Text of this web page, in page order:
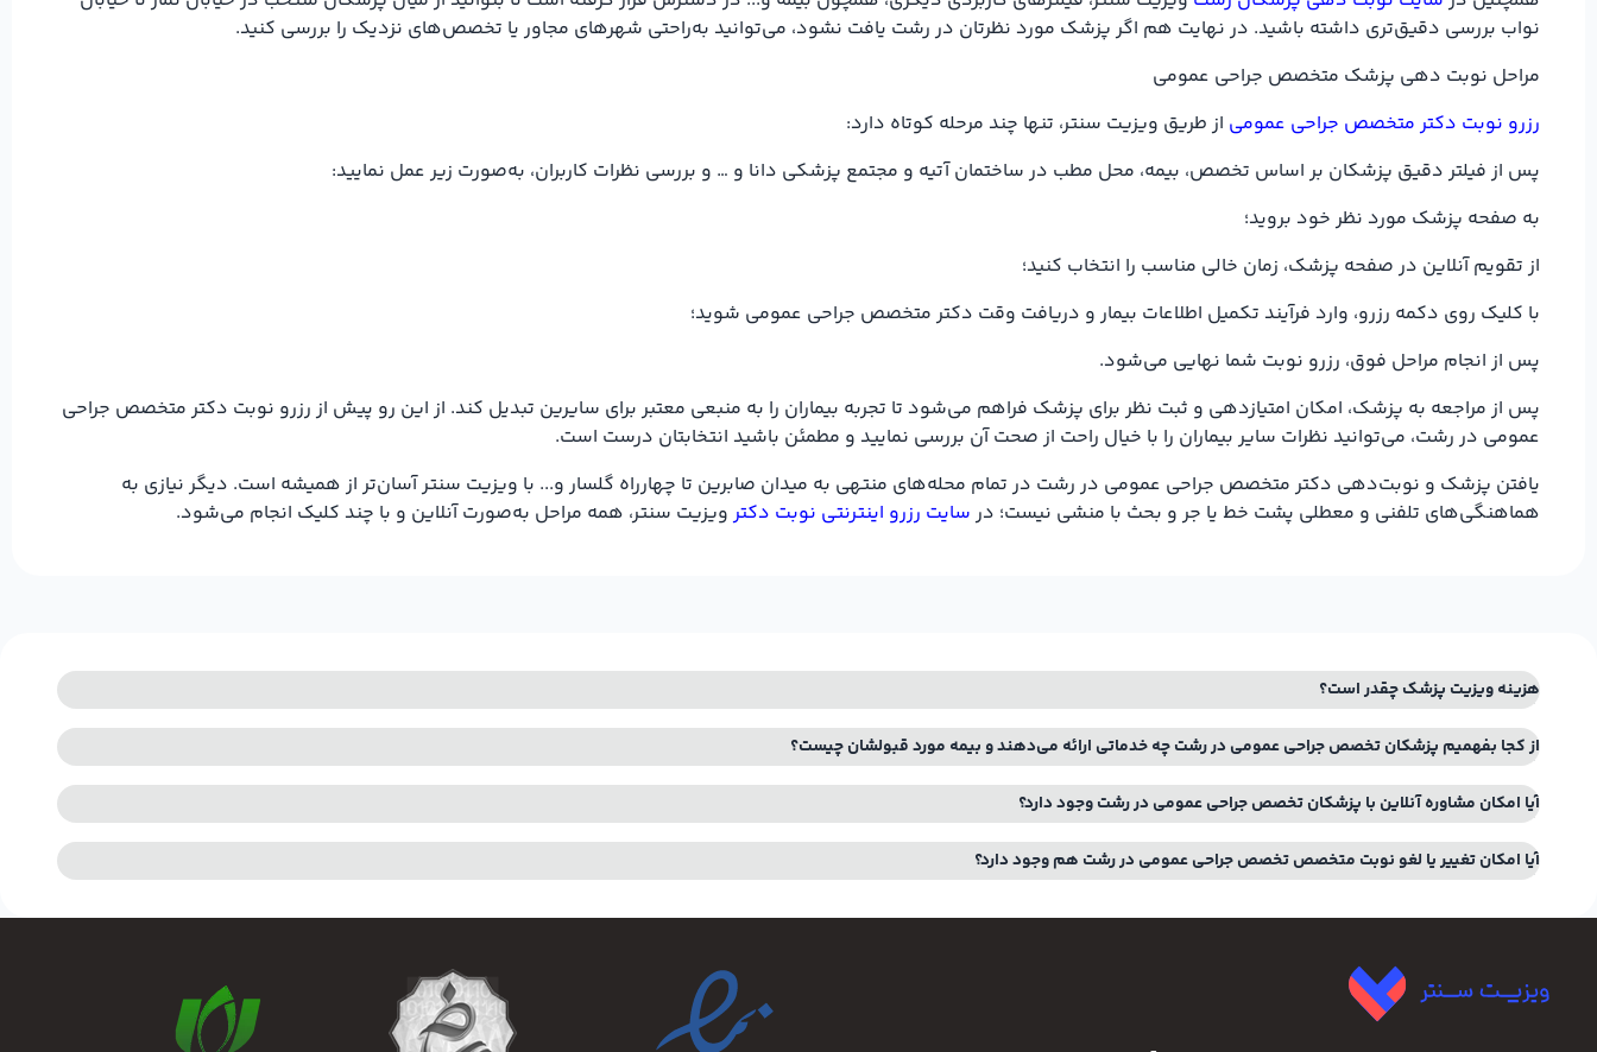
مراحل نوبت دهی پزشک متخصص جراحی عمومی
رزرو نوبت دکتر متخصص جراحی عمومیاز طریق ویزیت سنتر، تنها چند مرحله کوتاه دارد:
پس از فیلتر دقیق پزشکان بر اساس تخصص، بیمه، محل مطب در ساختمان آتیه و مجتمع پزشکی دانا و … و بررسی نظرات کاربران، به‌صورت زیر عمل نمایید:
به صفحه پزشک مورد نظر خود بروید؛
از تقویم آنلاین در صفحه پزشک، زمان خالی مناسب را انتخاب کنید؛
با کلیک روی دکمه رزرو، وارد فرآیند تکمیل اطلاعات بیمار و دریافت وقت دکتر متخصص جراحی عمومی شوید؛
پس از انجام مراحل فوق، رزرو نوبت شما نهایی می‌شود.
پس از مراجعه به پزشک، امکان امتیازدهی و ثبت نظر برای پزشک فراهم می‌شود تا تجربه بیماران را به منبعی معتبر برای سایرین تبدیل کند. از این رو پیش از رزرو نوبت دکتر متخصص جراحی
عمومی در رشت، می‌توانید نظرات سایر بیماران را با خیال راحت از صحت آن بررسی نمایید و مطمئن باشید انتخابتان درست است.
یافتن پزشک و نوبت‌دهی دکتر متخصص جراحی عمومی در رشت در تمام محله‌های منتهی به میدان صابرین تا چهارراه گلسار و... با ویزیت سنتر آسان‌تر از همیشه است. دیگر نیازی به
هماهنگی‌های تلفنی و معطلی پشت خط یا جر و بحث با منشی نیست؛ در
ویزیت سنتر، همه مراحل به‌صورت آنلاین و با چند کلیک انجام می‌شود.
از کجا بفهمیم پزشکان تخصص جراحی عمومی در رشت چه خدماتی ارائه می‌دهند و بیمه مورد قبولشان چیست؟
آیا امکان مشاوره آنلاین با پزشکان تخصص جراحی عمومی در رشت وجود دارد؟
آیا امکان تغییر یا لغو نوبت متخصص تخصص جراحی عمومی در رشت هم وجود دارد؟
ویزیت سنتر ساده‌ترین راه نوبت‌ دهی اینترنتی و مشاوره آنلاین پزشکان ایران است. پزشکان به کمک ویزیت